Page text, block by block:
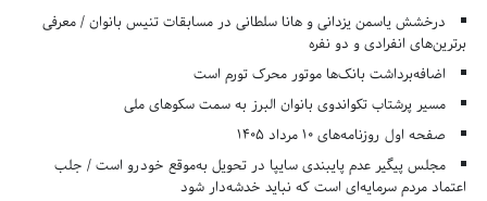
درخشش یاسمن یزدانی و هانا سلطانی در مسابقات تنیس بانوان / معرفی
برترین‌های انفرادی و دو نفره
اضافه‌برداشت بانک‌ها موتور محرک تورم است
مسیر پرشتاب تکواندوی بانوان البرز به سمت سکوهای ملی
صفحه اول روزنامه‌های 10 مرداد 1405
مجلس پیگیر عدم پایبندی سایپا در تحویل به‌موقع خودرو است / جلب
اعتماد مردم سرمایه‌ای است که نباید خدشه‌دار شود